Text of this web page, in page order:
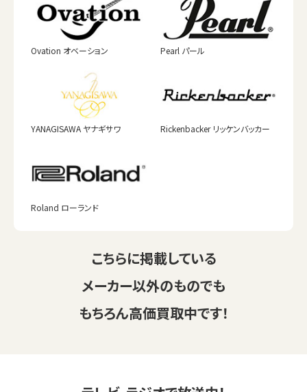
Ovation オベーション Pearl パール
YANAGISAWA ヤナギサワ Rickenbacker リッケンバッカー
Roland ローランド
こちらに掲載している
メーカー以外のものでも
もちろん高価買取中です！